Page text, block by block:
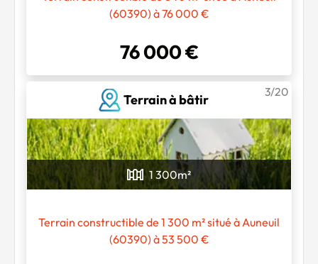
(60390) à 76 000 €
76 000 €
Terrain à bâtir
3/20
1 300m²
Terrain constructible de 1 300 m² situé à Auneuil
(60390) à 53 500 €